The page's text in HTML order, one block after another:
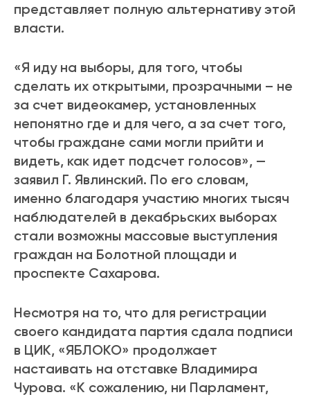
представляет полную альтернативу этой
власти.
«Я иду на выборы, для того, чтобы
сделать их открытыми, прозрачными – не
за счет видеокамер, установленных
непонятно где и для чего, а за счет того,
чтобы граждане сами могли прийти и
видеть, как идет подсчет голосов», —
заявил Г. Явлинский. По его словам,
именно благодаря участию многих тысяч
наблюдателей в декабрьских выборах
стали возможны массовые выступления
граждан на Болотной площади и
проспекте Сахарова.
Несмотря на то, что для регистрации
своего кандидата партия сдала подписи
в ЦИК, «ЯБЛОКО» продолжает
настаивать на отставке Владимира
Чурова. «К сожалению, ни Парламент,